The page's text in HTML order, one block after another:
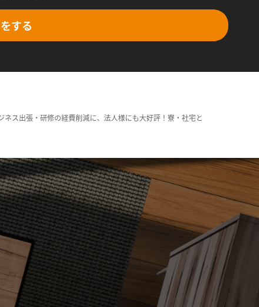
する
ス出張・研修の経費削減に、法人様にも大好評！寮・社宅と